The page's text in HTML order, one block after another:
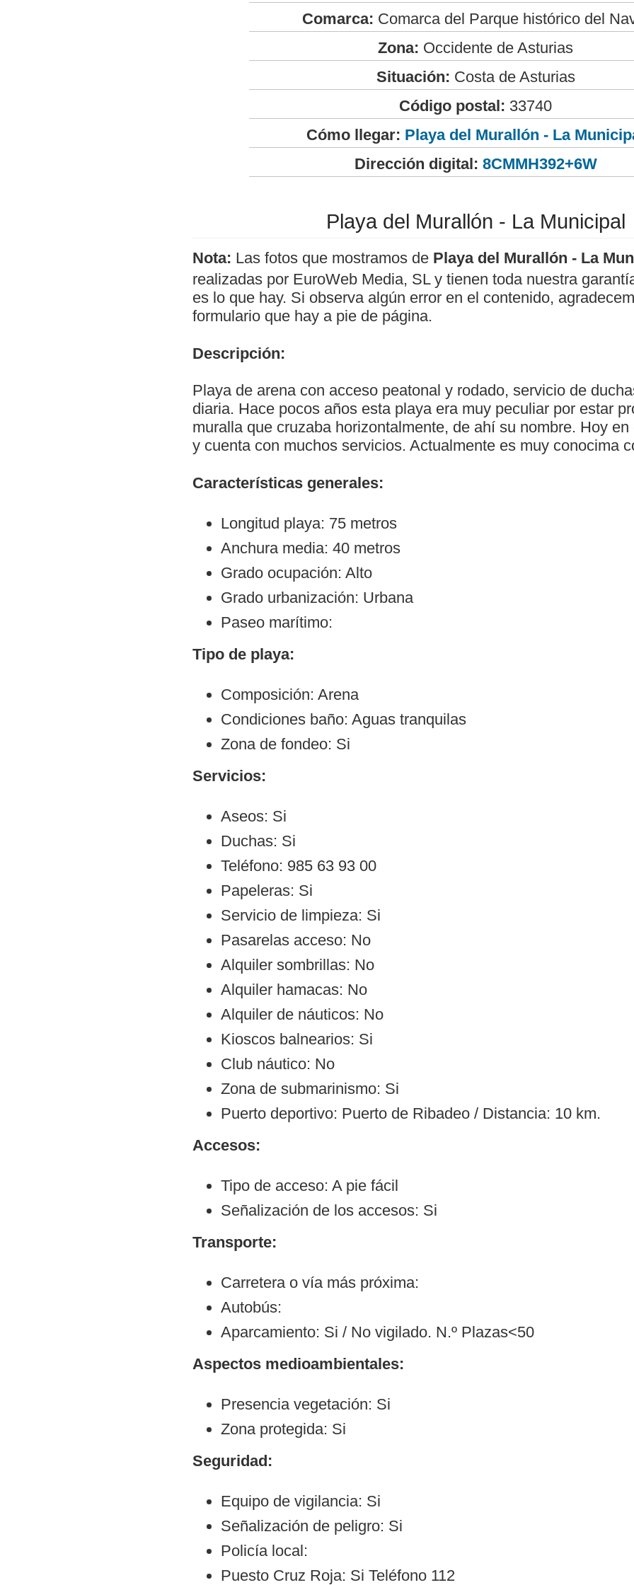
Comarca: Comarca del Parque histórico del
Zona: Occidente de Asturias
Situación: Costa de Asturias
Código postal: 33740
Cómo llegar: Playa del Murallón - La
Dirección digital: 8CMMH392+6W
Playa del Murallón - La Municipal
Nota: Las fotos que mostramos de Playa del Murallón - La
realizadas por EuroWeb Media, SL y tienen toda nuestra
es lo que hay. Si observa algún error en el contenido,
formulario que hay a pie de página.
Descripción:
Playa de arena con acceso peatonal y rodado, servicio de
diaria. Hace pocos años esta playa era muy peculiar por estar
muralla que cruzaba horizontalmente, de ahí su nombre. Hoy
y cuenta con muchos servicios. Actualmente es muy conocima
Características generales:
Longitud playa: 75 metros
Anchura media: 40 metros
Grado ocupación: Alto
Grado urbanización: Urbana
Paseo marítimo:
Tipo de playa:
Composición: Arena
Condiciones baño: Aguas tranquilas
Zona de fondeo: Si
Servicios:
Aseos: Si
Duchas: Si
Teléfono: 985 63 93 00
Papeleras: Si
Servicio de limpieza: Si
Pasarelas acceso: No
Alquiler sombrillas: No
Alquiler hamacas: No
Alquiler de náuticos: No
Kioscos balnearios: Si
Club náutico: No
Zona de submarinismo: Si
Puerto deportivo: Puerto de Ribadeo / Distancia: 10 km.
Accesos:
Tipo de acceso: A pie fácil
Señalización de los accesos: Si
Transporte:
Carretera o vía más próxima:
Autobús:
Aparcamiento: Si / No vigilado. N.º Plazas<50
Aspectos medioambientales:
Presencia vegetación: Si
Zona protegida: Si
Seguridad:
Equipo de vigilancia: Si
Señalización de peligro: Si
Policía local:
Puesto Cruz Roja: Si Teléfono 112